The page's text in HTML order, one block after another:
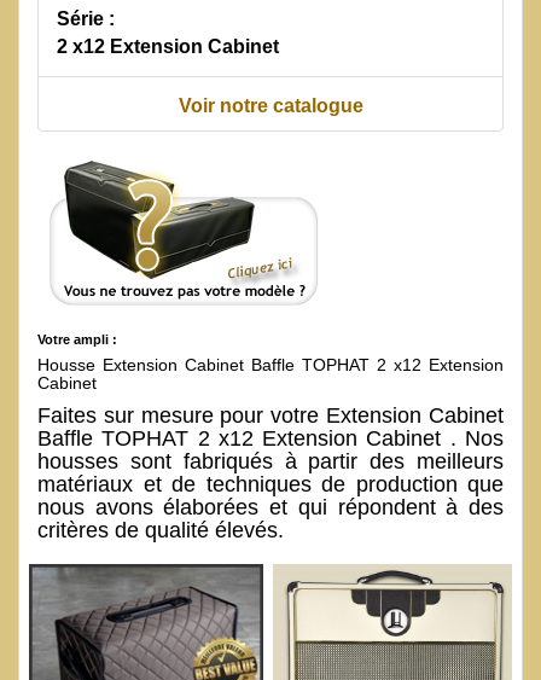
Série :
2 x12 Extension Cabinet
Voir notre catalogue
Votre ampli :
Housse Extension Cabinet Baffle TOPHAT 2 x12 Extension
Cabinet
Faites sur mesure pour votre Extension Cabinet
Baffle TOPHAT 2 x12 Extension Cabinet . Nos
housses sont fabriqués à partir des meilleurs
matériaux et de techniques de production que
nous avons élaborées et qui répondent à des
critères de qualité élevés.